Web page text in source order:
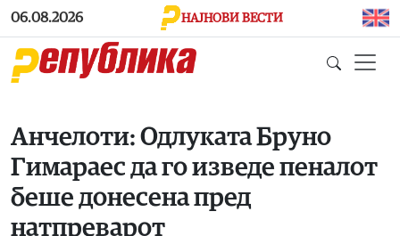
Skip to main content
06.08.2026 НАЈНОВИ ВЕСТИ
Анчелоти: Одлуката Бруно
Гимараес да го изведе пеналот
бeше донесена пред
натпреварот